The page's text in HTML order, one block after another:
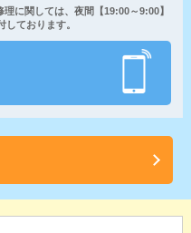
に関しては、夜間【19:00～9:00】
しております。